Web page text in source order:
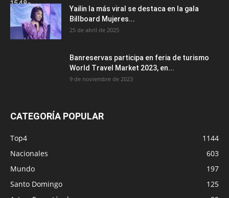
Yailin la más viral se destaca en la gala
Billboard Mujeres...
25 de abril de 2025
Banreservas participa en feria de turismo
World Travel Market 2023, en...
9 de noviembre de 2023
CATEGORÍA POPULAR
Top4
1144
Nacionales
603
Mundo
197
Santo Domingo
125